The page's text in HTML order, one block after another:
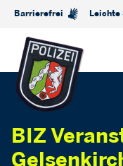
Barrierefrei Leichte
BIZ